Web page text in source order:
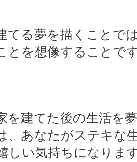
てる夢を描くことで
とを想像することで
を建てた後の生活を
、あなたがステキな
しい気持ちになりま